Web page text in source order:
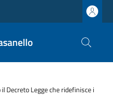
Decreto Legge che ridefinisce i